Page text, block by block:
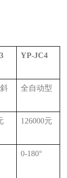
YP-JC4
全自动型
126000元
0-180°